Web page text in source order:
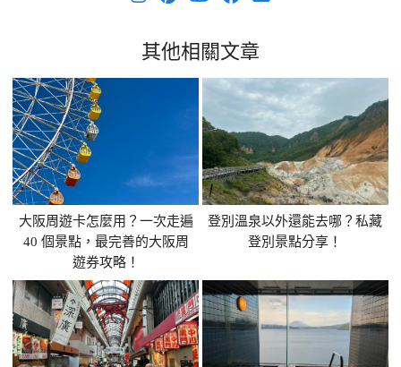
其他相關文章
大阪周遊卡怎麼用？一次走遍
40 個景點，最完善的大阪周
遊券攻略！
登別溫泉以外還能去哪？私藏
登別景點分享！